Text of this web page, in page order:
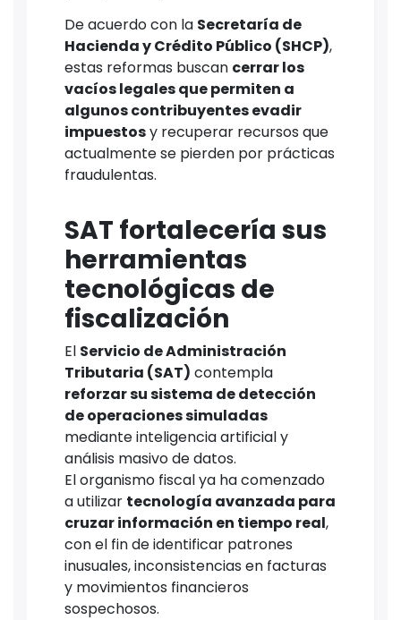
De acuerdo con la Secretaría de
Hacienda y Crédito Público (SHCP),
estas reformas buscan cerrar los
vacíos legales que permiten a
algunos contribuyentes evadir
impuestosy recuperar recursos que
actualmente se pierden por prácticas
fraudulentas.
SAT fortalecería sus
herramientas
tecnológicas de
fiscalización
El Servicio de Administración
Tributaria (SAT) contempla
reforzar su sistema de detección
de operaciones simuladas
mediante inteligencia artificial y
análisis masivo de datos.
El organismo fiscal ya ha comenzado
a utilizar tecnología avanzada para
cruzar información en tiempo real,
con el fin de identificar patrones
inusuales, inconsistencias en facturas
y movimientos financieros
sospechosos.